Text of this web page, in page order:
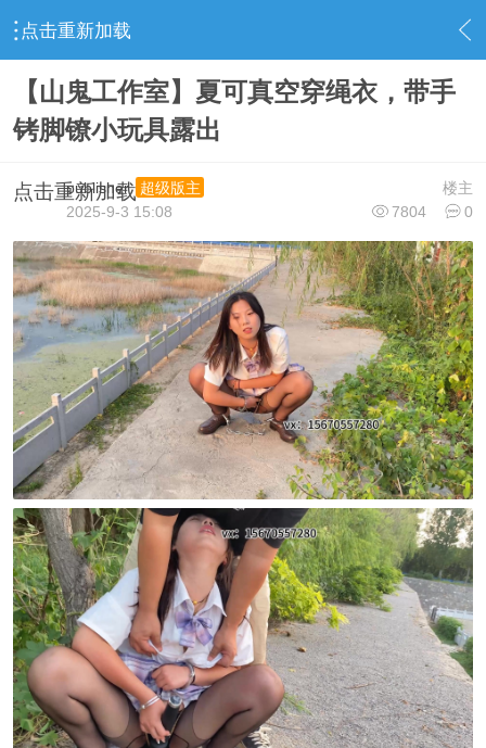
点击重新加载
› 视频下载区 › 最新资源 › 内容
【山鬼工作室】夏可真空穿绳衣，带手
铐脚镣小玩具露出
点击重新加载 楼主
publisher
超级版主
7804
0
2025-9-3 15:08